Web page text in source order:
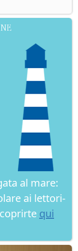
al mare:
ai lettori-
qui